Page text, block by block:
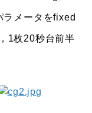
メータをfixed
1枚20秒台前半